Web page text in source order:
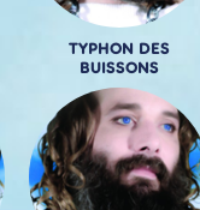
TYPHON DES
BUISSONS